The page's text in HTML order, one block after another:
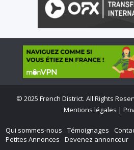
© 2025 French District. All Rights
Mentions légales |
Qui sommes-nous Témoignages
Petites Annonces
Devenez annonceur